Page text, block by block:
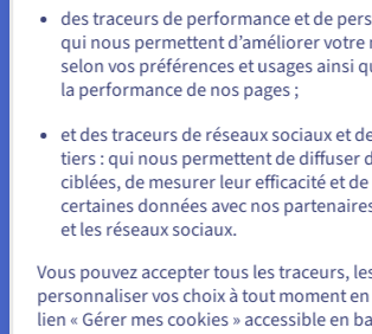
Le PaaS (Platform as a Service) est un
infonuagique qui externalise la
développement, libérant les
maintenance pour se concentrer sur leur
En savoir plus
Le infonuagique est une technologie qui
ressources informatiques (serveurs,
Allez sur le site États-Unis
us.ovhcloud.com/learn Anglais
ou
Rester sur le site actuel
Sélectionner un autre site web
des traceurs de performance et de
qui nous permettent d’améliorer votre
selon vos préférences et usages ainsi
la performance de nos pages ;
et des traceurs de réseaux sociaux et
tiers : qui nous permettent de diffuser
ciblées, de mesurer leur efficacité et
certaines données avec nos
et les réseaux sociaux.
Vous pouvez accepter tous les traceurs,
personnaliser vos choix à tout moment
lien « Gérer mes cookies » accessible en